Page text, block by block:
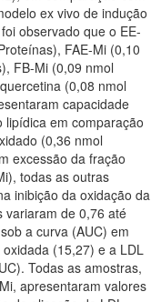
ex vivo de indução
observado que o EE-
FAE-Mi (0,10
FB-Mi (0,09 nmol
(0,08 nmol
capacidade
lipídica em comparação
(0,36 nmol
excessão da fração
todas as outras
inibição da oxidação da
variaram de 0,76 até
a curva (AUC) em
(15,27) e a LDL
Todas as amostras,
apresentaram valores